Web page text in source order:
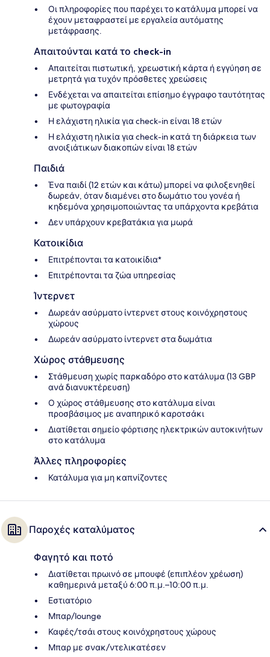
Οι πληροφορίες που παρέχει το κατάλυμα μπορεί να
έχουν μεταφραστεί με εργαλεία αυτόματης
μετάφρασης.
Απαιτούνται κατά το check-in
Απαιτείται πιστωτική, χρεωστική κάρτα ή εγγύηση σε
μετρητά για τυχόν πρόσθετες χρεώσεις
Ενδέχεται να απαιτείται επίσημο έγγραφο ταυτότητας
με φωτογραφία
Η ελάχιστη ηλικία για check-in είναι 18 ετών
Η ελάχιστη ηλικία για check-in κατά τη διάρκεια των
ανοιξιάτικων διακοπών είναι 18 ετών
Παιδιά
Ένα παιδί (12 ετών και κάτω) μπορεί να φιλοξενηθεί
δωρεάν, όταν διαμένει στο δωμάτιο του γονέα ή
κηδεμόνα χρησιμοποιώντας τα υπάρχοντα κρεβάτια
Δεν υπάρχουν κρεβατάκια για μωρά
Κατοικίδια
Επιτρέπονται τα κατοικίδια*
Επιτρέπονται τα ζώα υπηρεσίας
Ίντερνετ
Δωρεάν ασύρματο ίντερνετ στους κοινόχρηστους
χώρους
Δωρεάν ασύρματο ίντερνετ στα δωμάτια
Χώρος στάθμευσης
Στάθμευση χωρίς παρκαδόρο στο κατάλυμα (13 GBP
ανά διανυκτέρευση)
Ο χώρος στάθμευσης στο κατάλυμα είναι
προσβάσιμος με αναπηρικό καροτσάκι
Διατίθεται σημείο φόρτισης ηλεκτρικών αυτοκινήτων
στο κατάλυμα
Άλλες πληροφορίες
Κατάλυμα για μη καπνίζοντες
Παροχές καταλύματος
Φαγητό και ποτό
Διατίθεται πρωινό σε μπουφέ (επιπλέον χρέωση)
καθημερινά μεταξύ 6:00 π.μ.–10:00 π.μ.
Εστιατόριο
Μπαρ/lounge
Καφές/τσάι στους κοινόχρηστους χώρους
Μπαρ με σνακ/ντελικατέσεν